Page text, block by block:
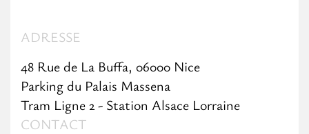
ADRESSE
48 Rue de La Buffa, 06000 Nice
Parking du Palais Massena
Tram Ligne 2 - Station Alsace Lorraine
CONTACT